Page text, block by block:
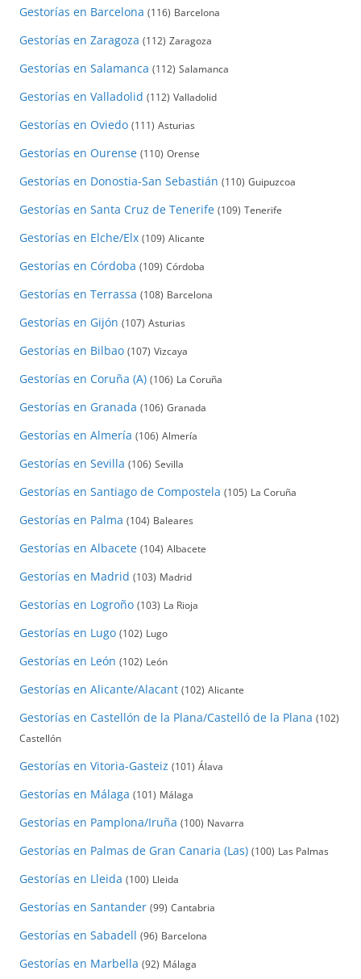
Gestorías en Barcelona (116) Barcelona
Gestorías en Zaragoza (112) Zaragoza
Gestorías en Salamanca (112) Salamanca
Gestorías en Valladolid (112) Valladolid
Gestorías en Oviedo (111) Asturias
Gestorías en Ourense (110) Orense
Gestorías en Donostia-San Sebastián (110) Guipuzcoa
Gestorías en Santa Cruz de Tenerife (109) Tenerife
Gestorías en Elche/Elx (109) Alicante
Gestorías en Córdoba (109) Córdoba
Gestorías en Terrassa (108) Barcelona
Gestorías en Gijón (107) Asturias
Gestorías en Bilbao (107) Vizcaya
Gestorías en Coruña (A) (106) La Coruña
Gestorías en Granada (106) Granada
Gestorías en Almería (106) Almería
Gestorías en Sevilla (106) Sevilla
Gestorías en Santiago de Compostela (105) La Coruña
Gestorías en Palma (104) Baleares
Gestorías en Albacete (104) Albacete
Gestorías en Madrid (103) Madrid
Gestorías en Logroño (103) La Rioja
Gestorías en Lugo (102) Lugo
Gestorías en León (102) León
Gestorías en Alicante/Alacant (102) Alicante
Gestorías en Castellón de la Plana/Castelló de la Plana (102)
Castellón
Gestorías en Vitoria-Gasteiz (101) Álava
Gestorías en Málaga (101) Málaga
Gestorías en Pamplona/Iruña (100) Navarra
Gestorías en Palmas de Gran Canaria (Las) (100) Las Palmas
Gestorías en Lleida (100) Lleida
Gestorías en Santander (99) Cantabria
Gestorías en Sabadell (96) Barcelona
Gestorías en Marbella (92) Málaga